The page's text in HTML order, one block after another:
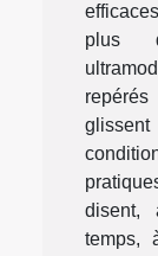
plus
disent,
temps,